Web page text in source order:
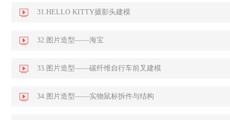
31.HELLO KITTY摄影头建模
32.图片造型——海宝
33.图片造型——碳纤维自行车前叉建模
34.图片造型——实物鼠标拆件与结构